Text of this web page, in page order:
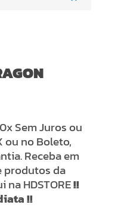
Sem Juros ou
ou no Boleto,
Receba em
produtos da
na HDSTORE!!
!!